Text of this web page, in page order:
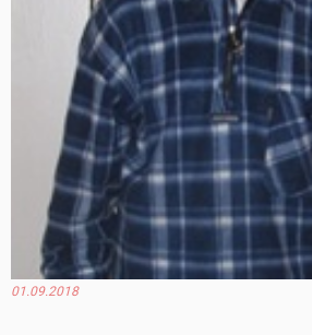
01.09.2018